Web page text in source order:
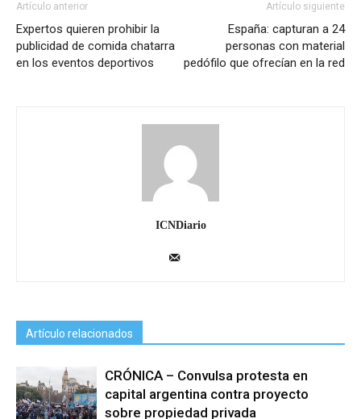
Artículo anterior
Expertos quieren prohibir la
publicidad de comida chatarra
en los eventos deportivos
Artículo siguiente
España: capturan a 24
personas con material
pedófilo que ofrecían en la red
ICNDiario
Artículo relacionados
CRÓNICA – Convulsa protesta en
capital argentina contra proyecto
sobre propiedad privada